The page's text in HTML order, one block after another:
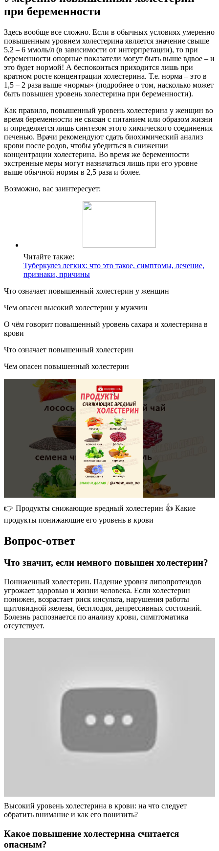
при беременности
Здесь вообще все сложно. Если в обычных условиях умеренно
повышенным уровнем холестерина является значение свыше
5,2 – 6 ммоль/л (в зависимости от интерпретации), то при
беременности опорные показатели могут быть выше вдвое – и
это будет нормой! А беспокоиться приходится лишь при
кратном росте концентрации холестерина. Т.е. норма – это в
1,5 – 2 раза выше «нормы» (подробнее о том, насколько может
быть повышен уровень холестерина при беременности).
Как правило, повышенный уровень холестерина у женщин во
время беременности не связан с питанием или образом жизни
и определяется лишь синтезом этого химического соединения
печенью. Врачи рекомендуют сдать биохимический анализ
крови после родов, чтобы убедиться в снижении
концентрации холестерина. Во время же беременности
экстренные меры могут назначаться лишь при его уровне
выше обычной нормы в 2,5 раза и более.
Возможно, вас заинтересует:
Читайте также:
Туберкулез легких: что это такое, симптомы, лечение,
признаки, причины
Что означает повышенный холестерин у женщин
Чем опасен высокий холестерин у мужчин
О чём говорит повышенный уровень сахара и холестерина в
крови
Что означает повышенный холестерин
Чем опасен повышенный холестерин
👉 Продукты снижающие вредный холестерин 👍 Какие
продукты понижающие его уровень в крови
Вопрос-ответ
Что значит, если немного повышен холестерин?
Пониженный холестерин. Падение уровня липопротеидов
угрожает здоровью и жизни человека. Если холестерин
понижен, возрастает риск инсульта, нарушения работы
щитовидной железы, бесплодия, депрессивных состояний.
Болезнь распознается по анализу крови, симптоматика
отсутствует.
Высокий уровень холестерина в крови: на что следует
обратить внимание и как его понизить?
Какое повышение холестерина считается
опасным?